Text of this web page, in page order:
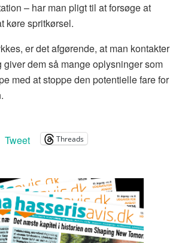
– har man pligt til at forsøge at
køre spritkørsel.
er det afgørende, at man kontakter
giver dem så mange oplysninger som
med at stoppe den potentielle fare for
Tweet Threads